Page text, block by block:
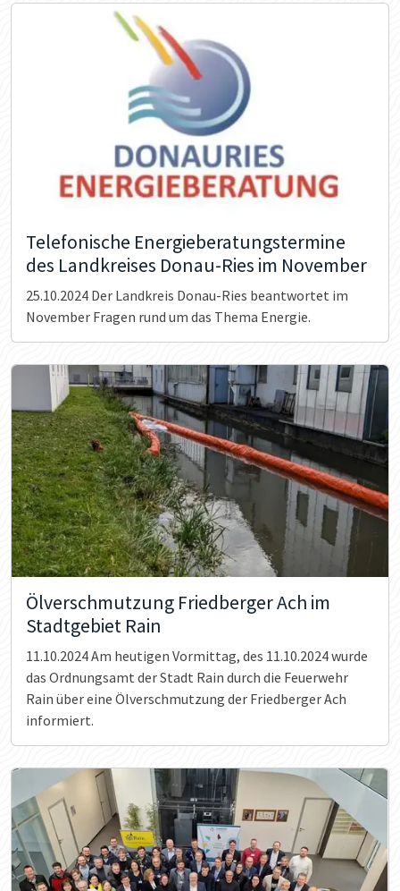
Telefonische Energieberatungstermine
des Landkreises Donau-Ries im November
25.10.2024 Der Landkreis Donau-Ries beantwortet im
November Fragen rund um das Thema Energie.
Ölverschmutzung Friedberger Ach im
Stadtgebiet Rain
11.10.2024Am heutigen Vormittag, des 11.10.2024 wurde
das Ordnungsamt der Stadt Rain durch die Feuerwehr
Rain über eine Ölverschmutzung der Friedberger Ach
informiert.